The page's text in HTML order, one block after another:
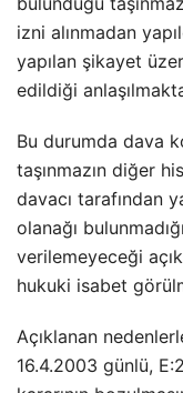
izni alınmadan
yapılan şikayet
edildiği
Bu durumda dava
taşınmazın diğer
davacı tarafından
olanağı
verilemeyeceği
hukuki isabet
Açıklanan
16.4.2003 günlü,